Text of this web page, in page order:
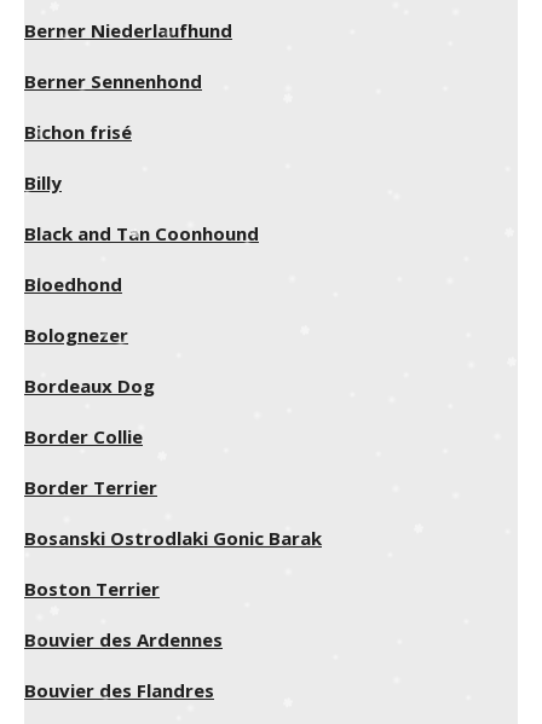
Berner Niederlaufhund
Berner Sennenhond
Bichon frisé
Billy
Black and Tan Coonhound
Bloedhond
Bolognezer
Bordeaux Dog
Border Collie
Border Terrier
Bosanski Ostrodlaki Gonic Barak
Boston Terrier
Bouvier des Ardennes
Bouvier des Flandres